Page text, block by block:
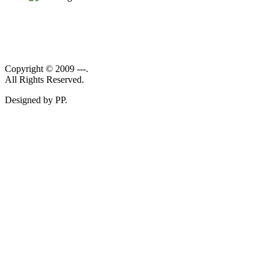
Copyright © 2009 ---.
All Rights Reserved.
Designed by PP.